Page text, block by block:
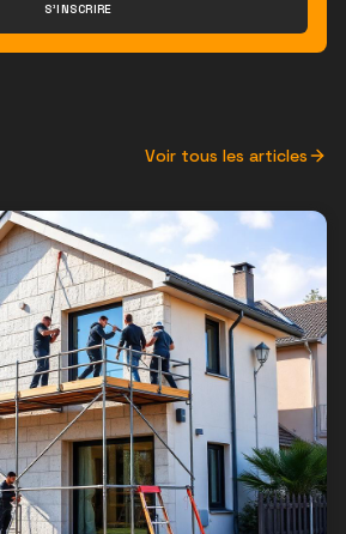
S'INSCRIRE
Voir tous les articles